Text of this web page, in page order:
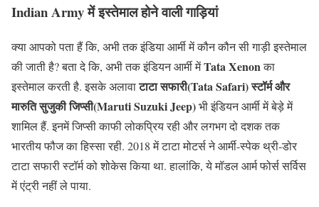
Indian Army में इस्तेमाल होने वाली गाड़ियां
क्या आपको पता हैं कि, अभी तक इंडिया आर्मी में कौन कौन सी गाड़ी इस्तेमाल
की जाती है? बता दे कि, अभी तक इंडियन आर्मी मेंTata Xenonका
इस्तेमाल करती है. इसके अलावाटाटा सफारी(Tata Safari) स्टॉर्म और
मारुति सुजुकी जिप्सी(Maruti Suzuki Jeep)भी इंडियन आर्मी में बेड़े में
शामिल हैं. इनमें जिप्सी काफी लोकप्रिय रही और लगभग दो दशक तक
भारतीय फौज का हिस्सा रही. 2018 में टाटा मोटर्स ने आर्मी-स्पेक थ्री-डोर
टाटा सफारी स्टॉर्म को शोकेस किया था. हालांकि, ये मॉडल आर्म फोर्स सर्विस
में एंट्री नहीं ले पाया.